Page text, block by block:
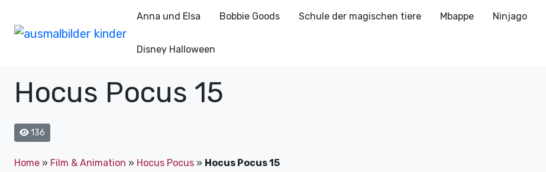
Anna und Elsa Bobbie Goods Schule der magischen tiere Mbappe Ninjago
Disney Halloween
Hocus Pocus 15
136
Home » Film & Animation » Hocus Pocus » Hocus Pocus 15